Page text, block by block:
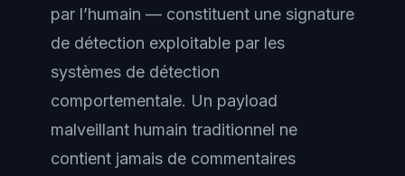
par l’humain — constituent une signature
de détection exploitable par les
systèmes de détection
comportementale. Un payload
malveillant humain traditionnel ne
contient jamais de commentaires